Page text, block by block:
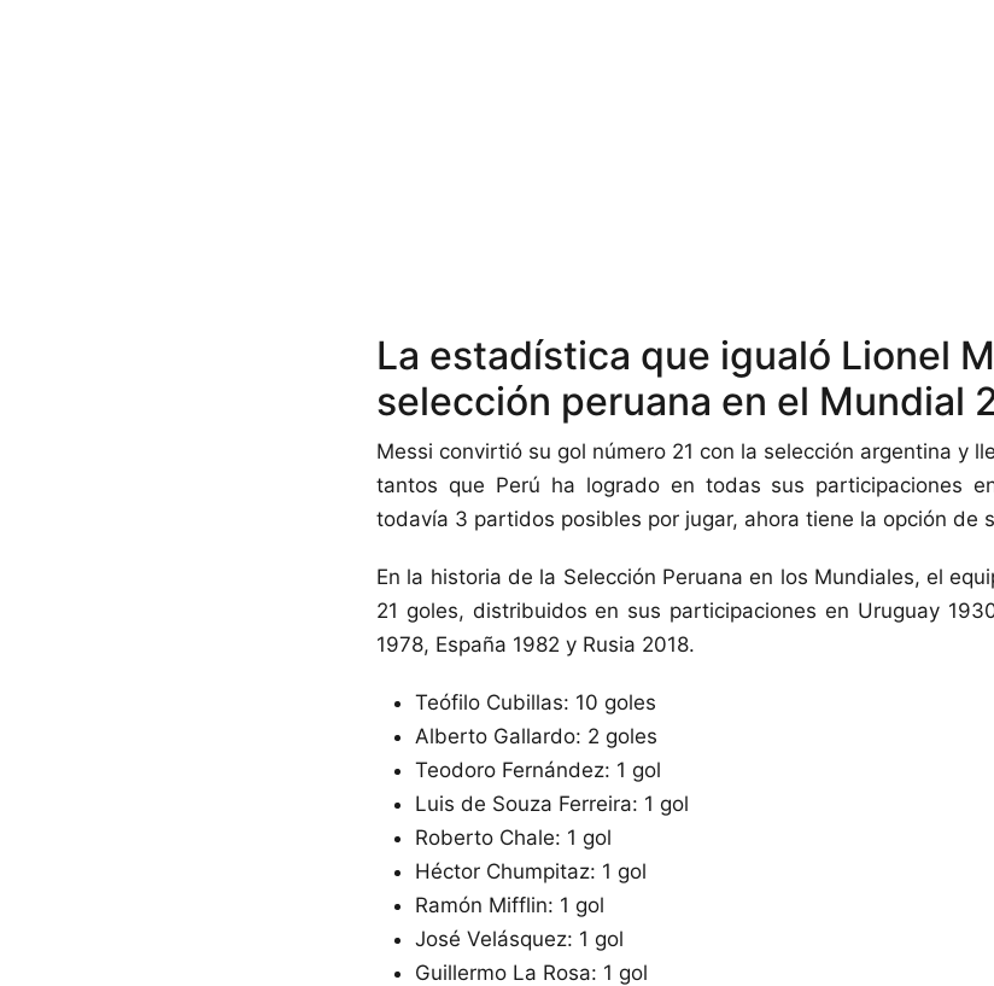
La estadística que igualó Lionel
selección peruana en el Mundial
Messi convirtió su gol número 21 con la selección argentina y
tantos que Perú ha logrado en todas sus participaciones
todavía 3 partidos posibles por jugar, ahora tiene la opción de
En la historia de la Selección Peruana en los Mundiales, el
21 goles, distribuidos en sus participaciones en Uruguay
1978, España 1982 y Rusia 2018.
Teófilo Cubillas: 10 goles
Alberto Gallardo: 2 goles
Teodoro Fernández: 1 gol
Luis de Souza Ferreira: 1 gol
Roberto Chale: 1 gol
Héctor Chumpitaz: 1 gol
Ramón Mifflin: 1 gol
José Velásquez: 1 gol
Guillermo La Rosa: 1 gol